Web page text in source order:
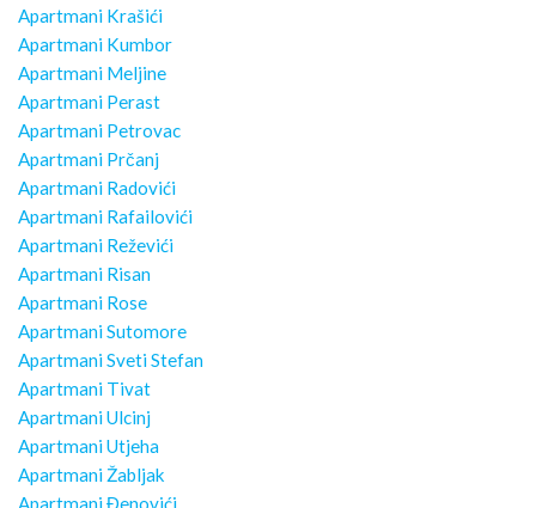
Apartmani Krašići
Apartmani Kumbor
Apartmani Meljine
Apartmani Perast
Apartmani Petrovac
Apartmani Prčanj
Apartmani Radovići
Apartmani Rafailovići
Apartmani Reževići
Apartmani Risan
Apartmani Rose
Apartmani Sutomore
Apartmani Sveti Stefan
Apartmani Tivat
Apartmani Ulcinj
Apartmani Utjeha
Apartmani Žabljak
Apartmani Đenovići